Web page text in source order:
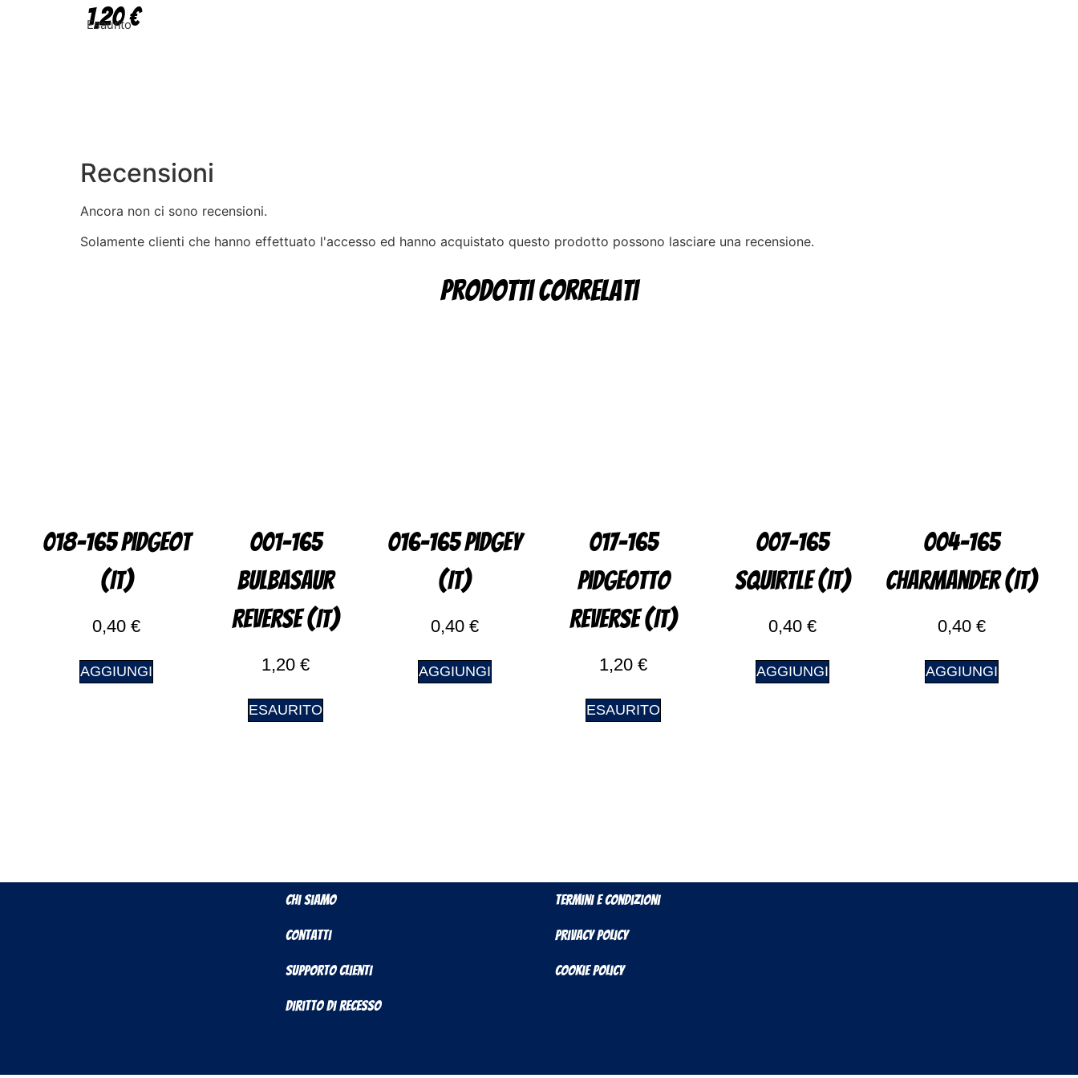
1,20€
Esaurito
Recensioni
Ancora non ci sono recensioni.
Solamente clienti che hanno effettuato l'accesso ed hanno acquistato questo prodotto possono lasciare una recensione.
Prodotti correlati
018-165 Pidgeot
(IT)
0,40€
AGGIUNGI
001-165
Bulbasaur
Reverse (IT)
1,20 €
ESAURITO
016-165 Pidgey
(IT)
0,40 €
AGGIUNGI
017-165
Pidgeotto
Reverse (IT)
1,20€
ESAURITO
007-165
Squirtle (IT)
0,40 €
AGGIUNGI
004-165
Charmander (IT)
0,40 €
AGGIUNGI
Chi Siamo
Contatti
Supporto Clienti
Diritto di Recesso
Termini e Condizioni
Privacy Policy
Cookie Policy